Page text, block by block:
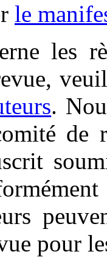
le
les
.
de
pour